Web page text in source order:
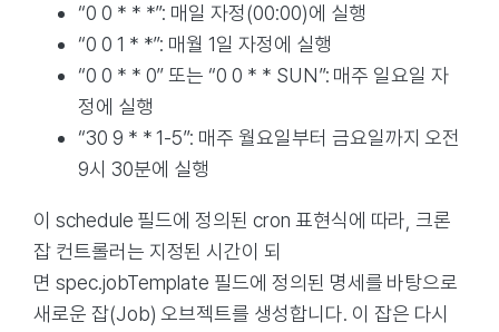
“0 0 * * *”: 매일 자정(00:00)에 실행
“0 0 1 * *”: 매월 1일 자정에 실행
“0 0 * * 0” 또는 “0 0 * * SUN”: 매주 일요일 자
정에 실행
“30 9 * * 1-5”: 매주 월요일부터 금요일까지 오전
9시 30분에 실행
이 schedule 필드에 정의된 cron 표현식에 따라, 크론
잡 컨트롤러는 지정된 시간이 되
면 spec.jobTemplate 필드에 정의된 명세를 바탕으로
새로운 잡(Job) 오브젝트를 생성합니다. 이 잡은 다시